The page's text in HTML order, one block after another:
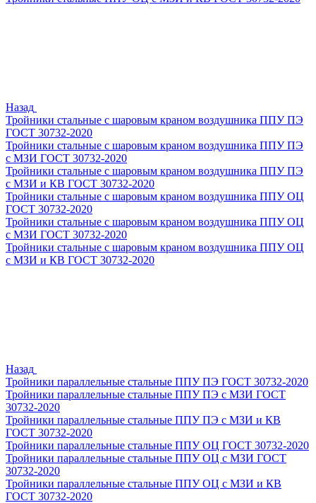
Назад
Тройники стальные с шаровым краном воздушника ППУ ПЭ
ГОСТ 30732-2020
Тройники стальные с шаровым краном воздушника ППУ ПЭ
с МЗИ ГОСТ 30732-2020
Тройники стальные с шаровым краном воздушника ППУ ПЭ
с МЗИ и КВ ГОСТ 30732-2020
Тройники стальные с шаровым краном воздушника ППУ ОЦ
ГОСТ 30732-2020
Тройники стальные с шаровым краном воздушника ППУ ОЦ
с МЗИ ГОСТ 30732-2020
Тройники стальные с шаровым краном воздушника ППУ ОЦ
с МЗИ и КВ ГОСТ 30732-2020
Назад
Тройники параллельные стальные ППУ ПЭ ГОСТ 30732-2020
Тройники параллельные стальные ППУ ПЭ с МЗИ ГОСТ
30732-2020
Тройники параллельные стальные ППУ ПЭ с МЗИ и КВ
ГОСТ 30732-2020
Тройники параллельные стальные ППУ ОЦ ГОСТ 30732-2020
Тройники параллельные стальные ППУ ОЦ с МЗИ ГОСТ
30732-2020
Тройники параллельные стальные ППУ ОЦ с МЗИ и КВ
ГОСТ 30732-2020